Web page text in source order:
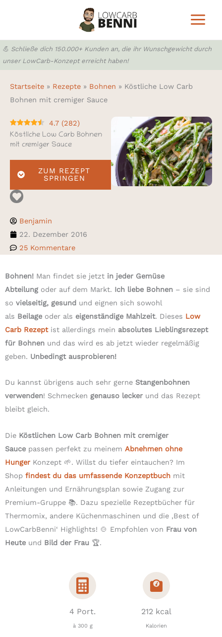
💪 Schließe dich 150.000+ Kunden an, die ihr Wunschgewicht durch
unser LowCarb-Konzept erreicht haben!
Startseite » Rezepte » Bohnen » Köstliche Low Carb
Bohnen mit cremiger Sauce
4.7 (282)
Köstliche Low Carb Bohnen
mit cremiger Sauce
ZUM REZEPT
SPRINGEN
Benjamin
22. Dezember 2016
25 Kommentare
Bohnen! Man findet sie jetzt in jeder Gemüse
Abteilungoder auf dem Markt. Ich liebe Bohnen – sie sind
so vielseitig, gesund und eignen sich sowohl
als Beilage oder als eigenständige Mahlzeit. Dieses Low
Carb Rezeptist allerdings mein absolutes Lieblingsrezept
für Bohnen und das wird es ab jetzt wieder regelmäßig
geben. Unbedingt ausprobieren!
Du kannst übrigens auch sehr gerne Stangenbohnen
verwenden! Schmecken genauso lecker und das Rezept
bleibt gleich.
Die Köstlichen Low Carb Bohnen mit cremiger
Sauce passen perfekt zu meinem Abnehmen ohne
HungerKonzept 🌱. Willst du tiefer eintauchen? Im
Shop findest du das umfassende Konzeptbuch mit
Anleitungen und Ernährungsplan sowie Zugang zur
Premium-Gruppe 📚. Dazu spezielle Rezeptbücher für
Thermomix, andere Küchenmaschinen und die ‚Best of
LowCarbBenni‘ Highlights! 🍲 Empfohlen von Frau von
Heute und Bild der Frau 🏆.
4 Port.
à 300 g
212 kcal
Kalorien